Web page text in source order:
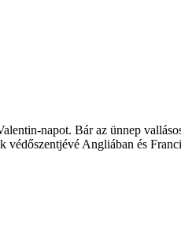
napot. Bár az ünnep
Angliában és